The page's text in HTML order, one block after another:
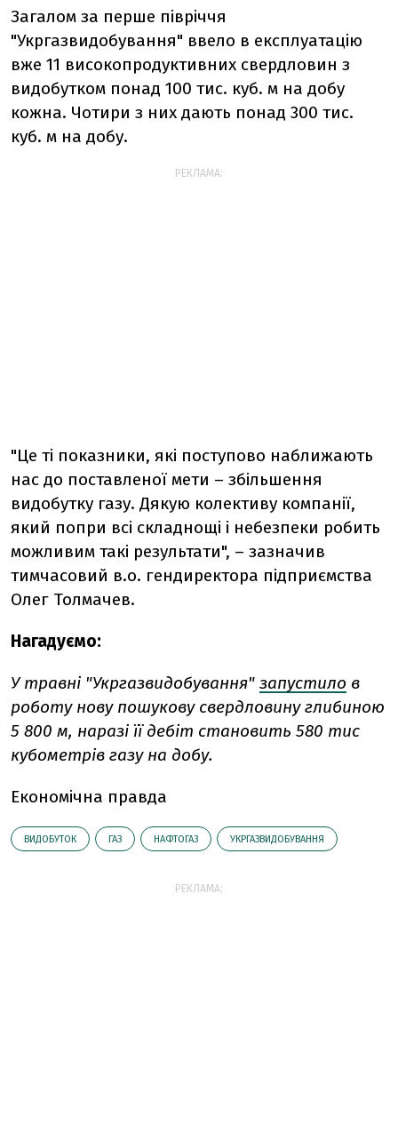
Загалом за перше півріччя
"Укргазвидобування" ввело в експлуатацію
вже 11 високопродуктивних свердловин з
видобутком понад 100 тис. куб. м на добу
кожна. Чотири з них дають понад 300 тис.
куб. м на добу.
РЕКЛАМА:
"Це ті показники, які поступово наближають
нас до поставленої мети – збільшення
видобутку газу. Дякую колективу компанії,
який попри всі складнощі і небезпеки робить
можливим такі результати", – зазначив
тимчасовий в.о. гендиректора підприємства
Олег Толмачев.
Нагадуємо:
У травні "Укргазвидобування" запустило в
роботу нову пошукову свердловину глибиною
5 800 м, наразі її дебіт становить 580 тис
кубометрів газу на добу.
Економічна правда
ВИДОБУТОК ГАЗ НАФТОГАЗ УКРГАЗВИДОБУВАННЯ
РЕКЛАМА: